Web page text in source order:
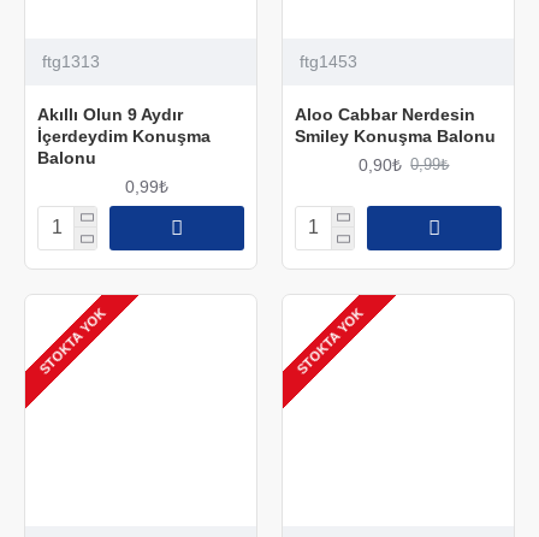
ftg1313
Akıllı Olun 9 Aydır
İçerdeydim Konuşma
Balonu
0,99₺
ftg1453
Aloo Cabbar Nerdesin
Smiley Konuşma Balonu
0,90₺ 0,99₺
STOKTA YOK STOKTA YOK